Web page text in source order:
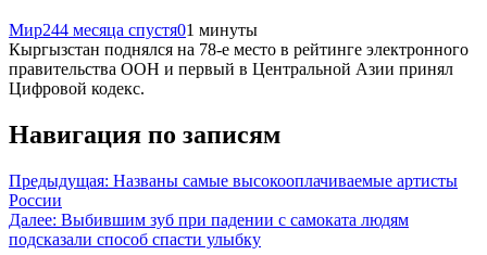
Мир244 месяца спустя01 минуты
Кыргызстан поднялся на 78-е место в рейтинге электронного
правительства ООН и первый в Центральной Азии принял
Цифровой кодекс.
Навигация по записям
Предыдущая: Названы самые высокооплачиваемые артисты
России
Далее: Выбившим зуб при падении с самоката людям
подсказали способ спасти улыбку